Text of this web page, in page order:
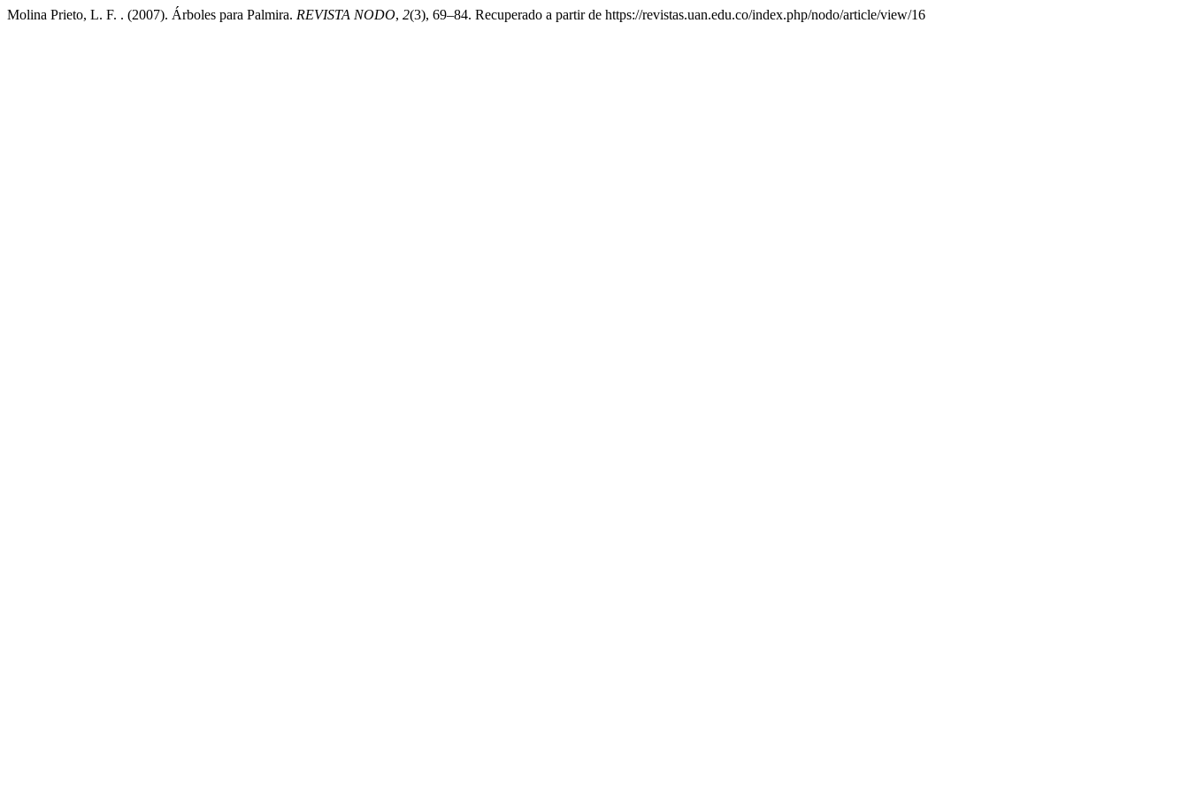
Molina Prieto, L. F. . (2007). Árboles para Palmira. REVISTA NODO, 2(3), 69–84. Recuperado a partir de https://revistas.uan.edu.co/index.php/nodo/article/view/16